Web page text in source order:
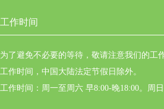
工作时间
为了避免不必要的等待，敬请注意我们的工
工作时间，中国大陆法定节假日除外。
工作时间：周一至周六 早8:00-晚18:00。周